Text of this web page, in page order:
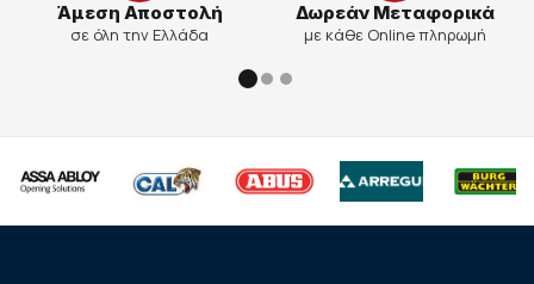
Άμεση Αποστολή
σε όλη την Ελλάδα
Δωρεάν Μεταφορικά
με κάθε Online πληρωμή